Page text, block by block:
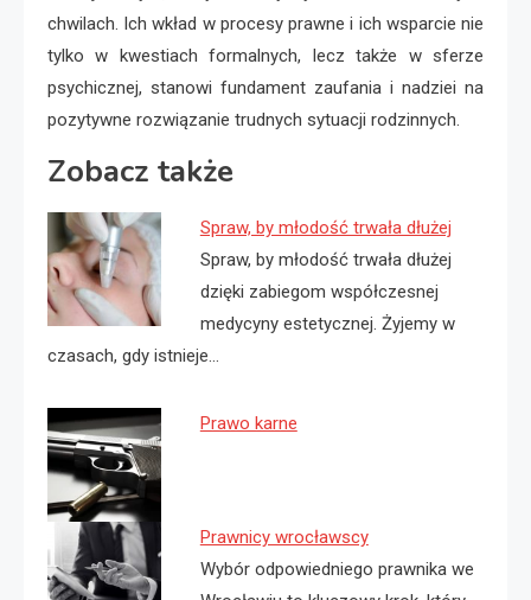
chwilach. Ich wkład w procesy prawne i ich wsparcie nie
tylko w kwestiach formalnych, lecz także w sferze
psychicznej, stanowi fundament zaufania i nadziei na
pozytywne rozwiązanie trudnych sytuacji rodzinnych.
Zobacz także
Spraw, by młodość trwała dłużej
Spraw, by młodość trwała dłużej
dzięki zabiegom współczesnej
medycyny estetycznej. Żyjemy w
czasach, gdy istnieje…
Prawo karne
Prawnicy wrocławscy
Wybór odpowiedniego prawnika we